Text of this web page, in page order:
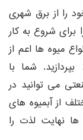
را از برق شهری
برای شروع به کار
میوه ها اعم از
شما با
می توانید در
از آبمیوه های
نهایت لذت را